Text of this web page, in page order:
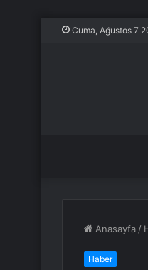
Cuma, Ağustos 7
Anasayfa /
Haber